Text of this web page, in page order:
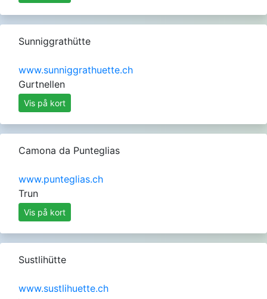
Sunniggrathütte
www.sunniggrathuette.ch
Gurtnellen
Vis på kort
Camona da Punteglias
www.punteglias.ch
Trun
Vis på kort
Sustlihütte
www.sustlihuette.ch